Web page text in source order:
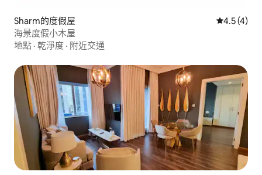
Sharm的度假屋 從 4 則評
4.5 (4)
海景度假小木屋
地點 · 乾淨度 · 附近交通